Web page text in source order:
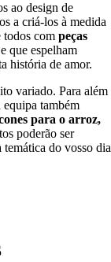
ao design de
a criá-los à medida
todos com peças
e que espelham
história de amor.
variado. Para além
equipa também
para o arroz,
poderão ser
temática do vosso dia